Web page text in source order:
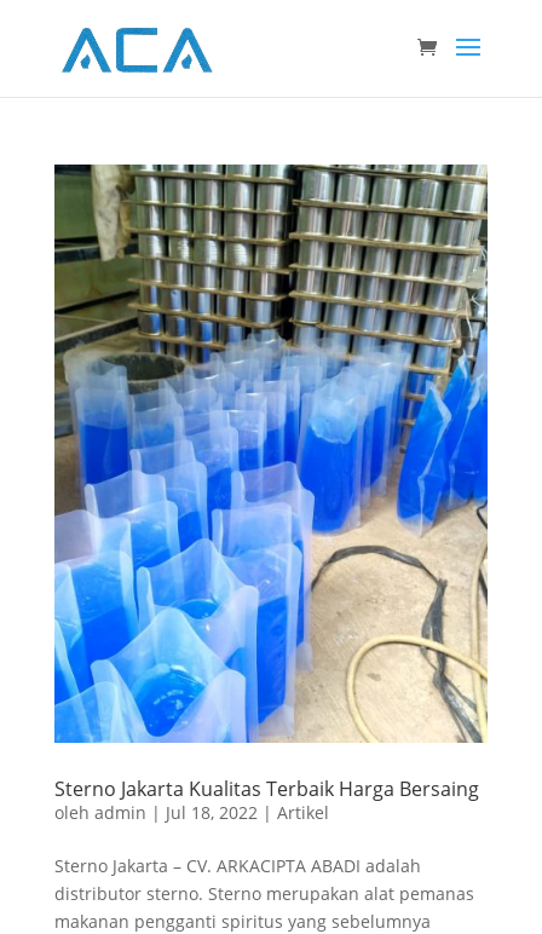
Sterno Jakarta Kualitas Terbaik Harga Bersaing
oleh admin | Jul 18, 2022| Artikel
Sterno Jakarta – CV. ARKACIPTA ABADI adalah
distributor sterno. Sterno merupakan alat pemanas
makanan pengganti spiritus yang sebelumnya